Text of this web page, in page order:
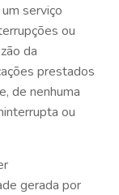
serviço
ou
da
prestados
de nenhuma
ou
gerada por